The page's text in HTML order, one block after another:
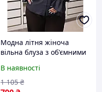
Модна літня жіноча
вільна блуза з об'ємними
В наявності
1 105 ₴